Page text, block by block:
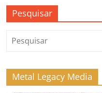
Pesquisar
Metal Legacy Media